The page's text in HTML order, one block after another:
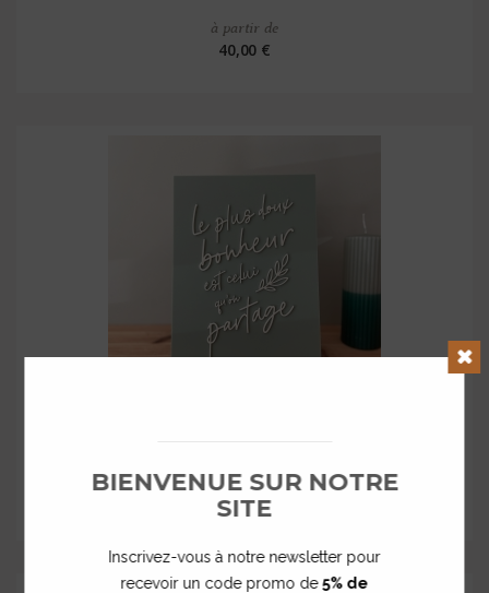
à partir de
40,00 €
à partir de
36,00 €
BIENVENUE SUR NOTRE
SITE
Inscrivez-vous à notre newsletter pour
recevoir un code promo de5% de